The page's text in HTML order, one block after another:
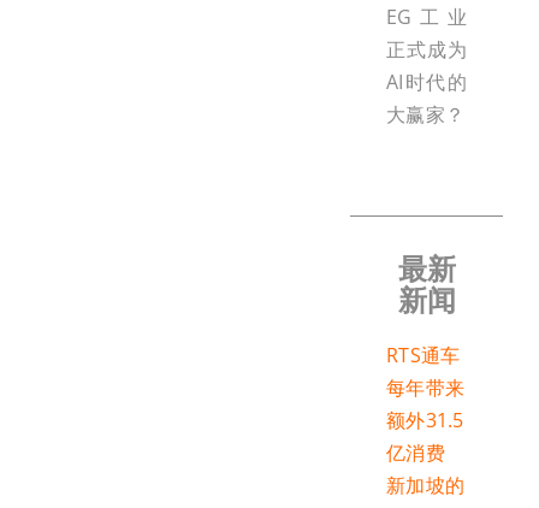
EG工业
正式成为
AI时代的
大赢家？
最新
新闻
RTS通车
每年带来
额外31.5
亿消费
新加坡的